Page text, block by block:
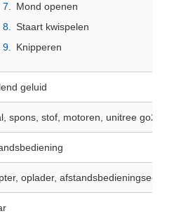
Mond openen
Staart kwispelen
Knipperen
geluid
spons, stof, motoren, unitree go2
oplader,